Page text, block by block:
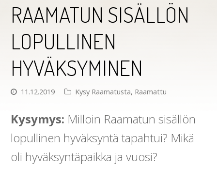
RAAMATUN SISÄLLÖN
LOPULLINEN
HYVÄKSYMINEN
11.12.2019 Kysy Raamatusta, Raamattu
Kysymys: Milloin Raamatun sisällön
lopullinen hyväksyntä tapahtui? Mikä
oli hyväksyntäpaikka ja vuosi?